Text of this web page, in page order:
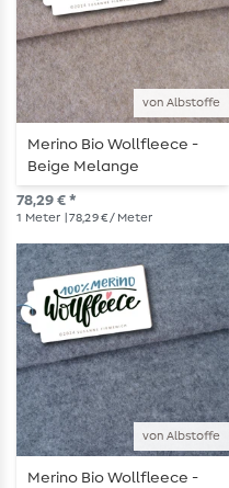
von Albstoffe
Merino Bio Wollfleece -
Beige Melange
78,29 € *
1 Meter | 78,29 € / Meter
von Albstoffe
Merino Bio Wollfleece -